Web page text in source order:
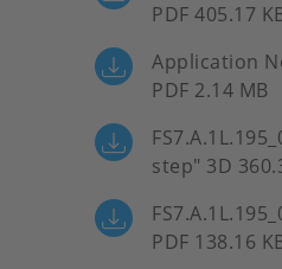
PDF 405.17
Application
PDF 2.14 MB
step" 3D
PDF 138.16